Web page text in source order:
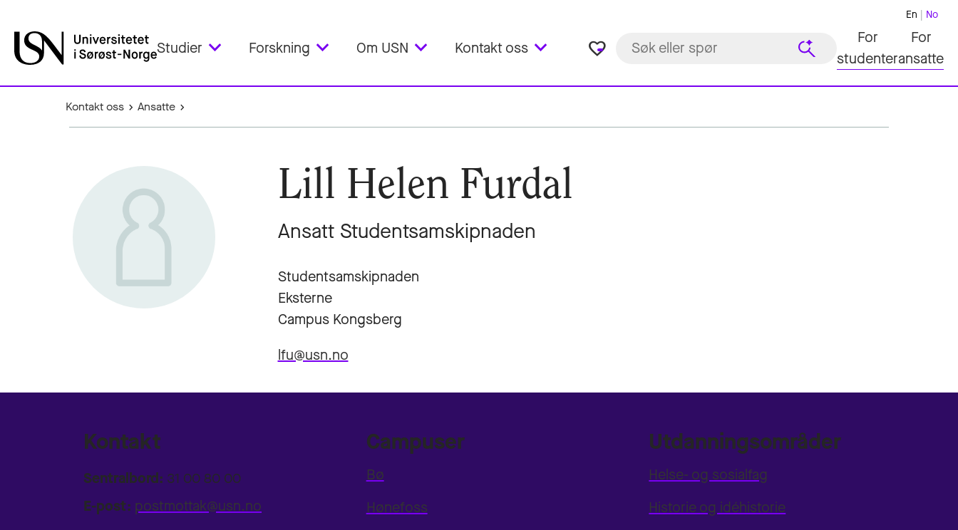
Studier Forskning Om USN Kontakt oss favorite_border
En No
For
studenter
For
ansatte
Kontakt oss Ansatte
Lill Helen Furdal
Ansatt Studentsamskipnaden
Studentsamskipnaden
Eksterne
Campus Kongsberg
lfu@usn.no
Kontakt
Sentralbord: 31 00 80 00
E-post: postmottak@usn.no
Campuser
Bø
Hønefoss
Utdanningsområder
Helse- og sosialfag
Historie og idéhistorie